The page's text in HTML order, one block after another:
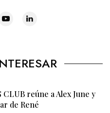
CLUB reúne a Alex June y
de René